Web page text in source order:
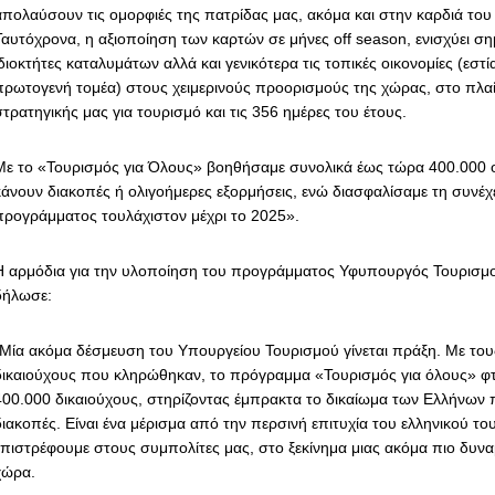
τις ομορφιές της πατρίδας μας, ακόμα και στην καρδιά του
η αξιοποίηση των καρτών σε μήνες off season, ενισχύει
καταλυμάτων αλλά και γενικότερα τις τοπικές οικονομίες
τομέα) στους χειμερινούς προορισμούς της χώρας, στο
μας για τουρισμό και τις 356 ημέρες του έτους.
το «Τουρισμός για Όλους» βοηθήσαμε συνολικά έως τώρα 400.000
διακοπές ή ολιγοήμερες εξορμήσεις, ενώ διασφαλίσαμε τη
τουλάχιστον μέχρι το 2025».
αρμόδια για την υλοποίηση του προγράμματος Υφυπουργός
ακόμα δέσμευση του Υπουργείου Τουρισμού γίνεται πράξη. Με
που κληρώθηκαν, το πρόγραμμα «Τουρισμός για όλους»
δικαιούχους, στηρίζοντας έμπρακτα το δικαίωμα των Ελλήνων
Είναι ένα μέρισμα από την περσινή επιτυχία του ελληνικού
στους συμπολίτες μας, στο ξεκίνημα μιας ακόμα πιο